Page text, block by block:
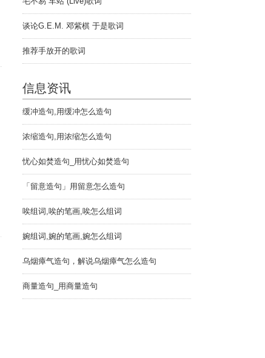
谈论G.E.M. 邓紫棋 于是歌词
推荐手放开的歌词
信息资讯
缓冲造句,用缓冲怎么造句
浓缩造句,用浓缩怎么造句
忧心如焚造句_用忧心如焚造句
「留意造句」用留意怎么造句
唉组词,唉的笔画,唉怎么组词
婉组词,婉的笔画,婉怎么组词
乌烟瘴气造句，解说乌烟瘴气怎么造句
商量造句_用商量造句